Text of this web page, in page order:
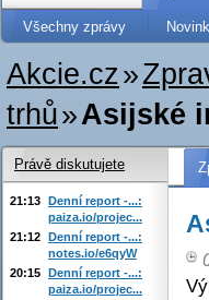
Všechny zprávy
Akcie.cz»
trhů»Asijské
Právě diskutujete
21:13 Denní report -...:
paiza.io/projec...
21:12 Denní report -...:
notes.io/e6qyW
20:15 Denní report -...:
paiza.io/projec...